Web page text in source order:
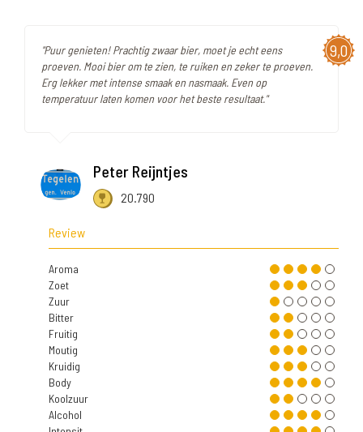
9,0
"Puur genieten! Prachtig zwaar bier, moet je echt eens
proeven. Mooi bier om te zien, te ruiken en zeker te proeven.
Erg lekker met intense smaak en nasmaak. Even op
temperatuur laten komen voor het beste resultaat."
Peter Reijntjes
20.790
Review
Aroma
Zoet
Zuur
Bitter
Fruitig
Moutig
Kruidig
Body
Koolzuur
Alcohol